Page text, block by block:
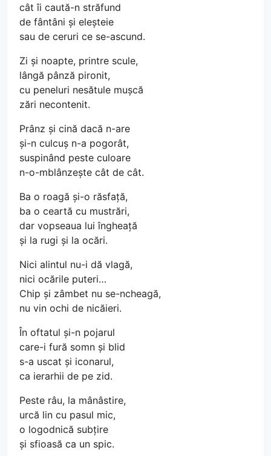
cât îi caută-n străfund
de fântâni și eleșteie
sau de ceruri ce se-ascund.
Zi și noapte, printre scule,
lângă pânză pironit,
cu peneluri nesătule mușcă
zări necontenit.
Prânz și cină dacă n-are
și-n culcuș n-a pogorât,
suspinând peste culoare
n-o-mblânzește cât de cât.
Ba o roagă și-o răsfață,
ba o ceartă cu mustrări,
dar vopseaua lui îngheață
și la rugi și la ocări.
Nici alintul nu-i dă vlagă,
nici ocările puteri…
Chip și zâmbet nu se-ncheagă,
nu vin ochi de nicăieri.
În oftatul și-n pojarul
care-i fură somn și blid
s-a uscat și iconarul,
ca ierarhii de pe zid.
Peste râu, la mânâstire,
urcă lin cu pasul mic,
o logodnică subțire
și sfioasă ca un spic.